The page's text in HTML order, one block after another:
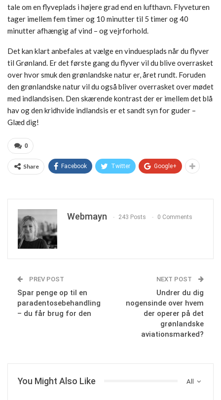
tale om en flyveplads i højere grad end en lufthavn. Flyveturen
tager imellem fem timer og 10 minutter til 5 timer og 40
minutter afhængig af vind – og vejrforhold.
Det kan klart anbefales at vælge en vinduesplads når du flyver
til Grønland. Er det første gang du flyver vil du blive overrasket
over hvor smuk den grønlandske natur er, året rundt. Foruden
den grønlandske natur vil du også bliver overrasket over mødet
med indlandsisen. Den skærende kontrast der er imellem det blå
hav og den kridhvide indlandsis er et sandt syn for guder –
Glæd dig!
0
Share Facebook Twitter Google+
Webmayn 243 Posts 0 Comments
PREV POST
Spar penge op til en
paradentosebehandling
– du får brug for den
NEXT POST
Undrer du dig
nogensinde over hvem
der operer på det
grønlandske
aviationsmarked?
All
You Might Also Like